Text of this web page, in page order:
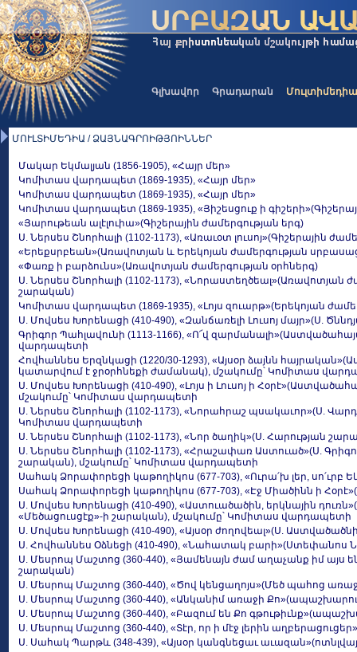
Գլխավոր Գրադարան Մուլտիմեդիա
ՄՈՒԼՏԻՄԵԴԻԱ / ՁԱՅՆԱԳՐՈԻԹՅՈԻՆՆԵՐ
Մակար Եկմալյան (1856-1905), «Հայր մեր»
Կոմիտաս վարդապետ (1869-1935), «Հայր մեր»
Կոմիտաս վարդապետ (1869-1935), «Հայր մեր»
Կոմիտաս վարդապետ (1869-1935), «Յիշեսցուք ի
«Յարութեան ալէլուիա»(Գիշերային ժամերգության երգ)
Ս. Ներսես Շնորհալի (1102-1173), «Առաւօտ լուսոյ»(Գիշերային
«Երեքսրբեան»(Առավոտյան և Երեկոյան ժամերգության
«Փառք ի բարձունս»(Առավոտյան ժամերգության օրհներգ)
Ս. Ներսես Շնորհալի (1102-1173), «Նորաստեղծեալ»(Առավոտյան
շարական)
Կոմիտաս վարդապետ (1869-1935), «Լոյս զուարթ»(Երեկոյան
Ս. Մովսես Խորենացի (410-490), «Զանճառելի Լուսոյ մայր»(Ս.
Գրիգոր Պահլավունի (1113-1166), «Ո՜վ
վարդապետի
Հովհաննես Երզնկացի (1220/30-1293), «Այսօր ձայնն
կատարվում է ջրօրհնեքի ժամանակ), մշակումը՝ Կոմիտաս
Ս. Մովսես Խորենացի (410-490), «Լոյս ի Լուսոյ ի
մշակումը՝ Կոմիտաս վարդապետի
Ս. Ներսես Շնորհալի (1102-1173), «Նորահրաշ պսակաւոր»(Ս.
Կոմիտաս վարդապետի
Ս. Ներսես Շնորհալի (1102-1173), «Նոր ծաղիկ»(Ս. Հարության
Ս. Ներսես Շնորհալի (1102-1173), «Հրաշափառ Աստուած»(Ս.
շարական), մշակումը՝ Կոմիտաս վարդապետի
Սահակ Ձորափորեցի կաթողիկոս (677-703), «Ուրա՛խ լեր,
Սահակ Ձորափորեցի կաթողիկոս (677-703), «Էջ Միածինն ի
Ս. Մովսես Խորենացի (410-490), «Աստուածածին, երկնային
«Մեծացուսցէք»-ի շարական), մշակումը՝ Կոմիտաս վարդապետի
Ս. Մովսես Խորենացի (410-490), «Այսօր ժողովեալ»(Ս.
Ս. Հովհաննես Օձնեցի (410-490), «Նահատակ
Ս. Մեսրոպ Մաշտոց (360-440), «Յամենայն ժամ աղաչանք իմ
շարական)
Ս. Մեսրոպ Մաշտոց (360-440), «Ծով կենցաղոյս»(Մեծ պահոց
Ս. Մեսրոպ Մաշտոց (360-440), «Անկանիմ առաջի
Ս. Մեսրոպ Մաշտոց (360-440), «Բազում են Քո
Ս. Մեսրոպ Մաշտոց (360-440), «Տէր, որ ի մէջ լերին
Ս. Սահակ Պարթև (348-439), «Այսօր կանգնեցաւ